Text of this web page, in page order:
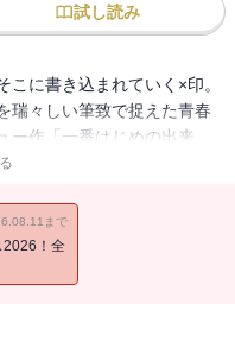
試し読み
に書き込まれていく×印。
瑞々しい筆致で捉えた青春
ー作「一番はじめの出来
日本文学を代表する作家の
まで
2026！全